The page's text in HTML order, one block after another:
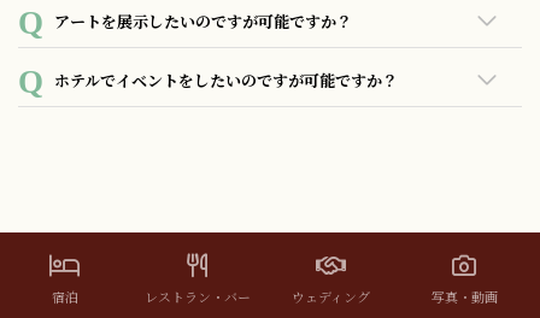
どでホテルをご紹介頂く場合についても事前にご相談くださ
い。
フロントにお問合せいただくか、代表のメールアドレスまで
案件内容をお送りください。
アートを展示したいのですが可能ですか？
可能です。具体的な内容をご相談ください。
ホテルでイベントをしたいのですが可能ですか？
宿泊 レストラン・バー ウェディング 写真・動画